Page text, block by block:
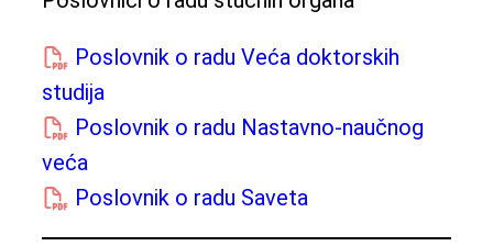
Poslovnik o radu Veća doktorskih
studija
Poslovnik o radu Nastavno-naučnog
veća
Poslovnik o radu Saveta